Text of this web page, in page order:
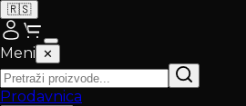
🇷🇸
Meni ✕
Prodavnica